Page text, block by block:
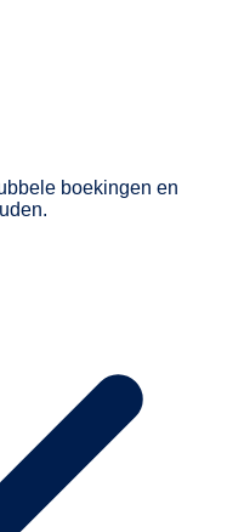
boekingen en